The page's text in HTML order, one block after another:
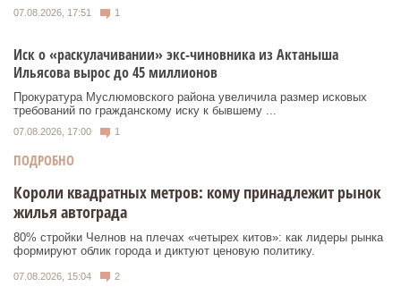
07.08.2026, 17:51 1
Иск о «раскулачивании» экс-чиновника из Актаныша
Ильясова вырос до 45 миллионов
Прокуратура Муслюмовского района увеличила размер исковых
требований по гражданскому иску к бывшему ...
07.08.2026, 17:00 1
ПОДРОБНО
Короли квадратных метров: кому принадлежит рынок
жилья автограда
80% стройки Челнов на плечах «четырех китов»: как лидеры рынка
формируют облик города и диктуют ценовую политику.
07.08.2026, 15:04 2